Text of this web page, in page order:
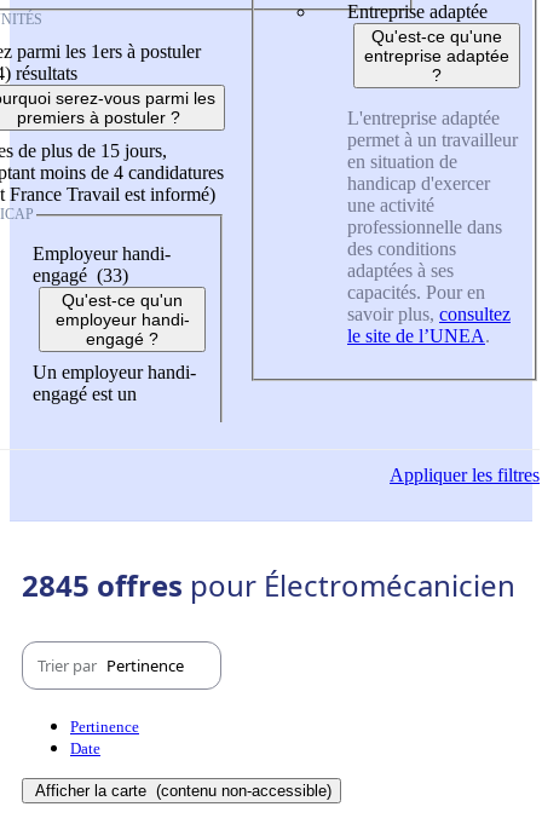
parmi les 1ers à postuler
résultats
serez-vous parmi les
premiers à postuler ?
de plus de 15 jours,
moins de 4 candidatures
France Travail est informé)
Employeur handi-
engagé (33)
Qu'est-ce qu'un
employeur handi-
engagé ?
Un employeur handi-
engagé est un
Entreprise adaptée
Qu'est-ce qu'une
entreprise adaptée
?
L'entreprise adaptée
permet à un travailleur
en situation de
handicap d'exercer
une activité
professionnelle dans
des conditions
adaptées à ses
capacités. Pour en
savoir plus, consultez
le site de l’UNEA.
Appliquerles filtres
2845 offres pour Électromécanicien
Trier par Pertinence
Pertinence
Date
Afficher la carte (contenu non-accessible)